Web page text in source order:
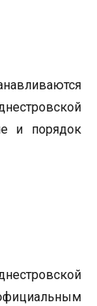
и порядок